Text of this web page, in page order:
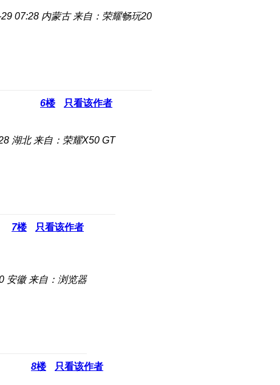
07:28 内蒙古 来自：荣耀畅玩20
6楼 只看该作者
湖北 来自：荣耀X50 GT
7楼 只看该作者
安徽 来自：浏览器
8楼 只看该作者